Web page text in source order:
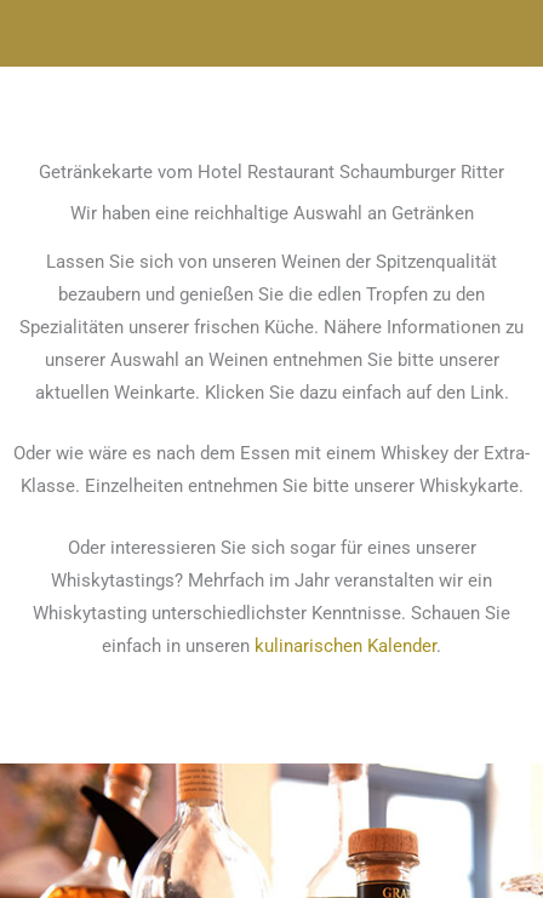
Getränkekarte vom Hotel Restaurant Schaumburger Ritter
Wir haben eine reichhaltige Auswahl an Getränken
Lassen Sie sich von unseren Weinen der Spitzenqualität
bezaubern und genießen Sie die edlen Tropfen zu den
Spezialitäten unserer frischen Küche. Nähere Informationen zu
unserer Auswahl an Weinen entnehmen Sie bitte unserer
aktuellen Weinkarte. Klicken Sie dazu einfach auf den Link.
Oder wie wäre es nach dem Essen mit einem Whiskey der Extra-
Klasse. Einzelheiten entnehmen Sie bitte unserer Whiskykarte.
Oder interessieren Sie sich sogar für eines unserer
Whiskytastings? Mehrfach im Jahr veranstalten wir ein
Whiskytasting unterschiedlichster Kenntnisse. Schauen Sie
einfach in unseren kulinarischen Kalender.